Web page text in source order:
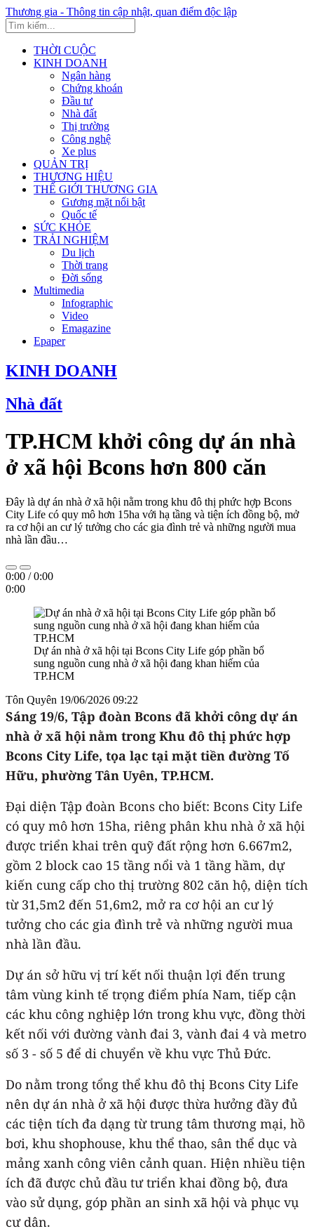
Thương gia - Thông tin cập nhật, quan điểm độc lập
THỜI CUỘC
KINH DOANH
Ngân hàng
Chứng khoán
Đầu tư
Nhà đất
Thị trường
Công nghệ
Xe plus
QUẢN TRỊ
THƯƠNG HIỆU
THẾ GIỚI THƯƠNG GIA
Gương mặt nổi bật
Quốc tế
SỨC KHỎE
TRẢI NGHIỆM
Du lịch
Thời trang
Đời sống
Multimedia
Infographic
Video
Emagazine
Epaper
KINH DOANH
Nhà đất
TP.HCM khởi công dự án nhà
ở xã hội Bcons hơn 800 căn
Đây là dự án nhà ở xã hội nằm trong khu đô thị phức hợp Bcons
City Life có quy mô hơn 15ha với hạ tầng và tiện ích đồng bộ, mở
ra cơ hội an cư lý tưởng cho các gia đình trẻ và những người mua
nhà lần đầu…
0:00 /0:00
0:00
Dự án nhà ở xã hội tại Bcons City Life góp phần bổ
sung nguồn cung nhà ở xã hội đang khan hiếm của
TP.HCM
Tôn Quyên 19/06/2026 09:22
Sáng 19/6, Tập đoàn Bcons đã khởi công dự án
nhà ở xã hội nằm trong Khu đô thị phức hợp
Bcons City Life, tọa lạc tại mặt tiền đường Tố
Hữu, phường Tân Uyên, TP.HCM.
Đại diện Tập đoàn Bcons cho biết: Bcons City Life
có quy mô hơn 15ha, riêng phân khu nhà ở xã hội
được triển khai trên quỹ đất rộng hơn 6.667m2,
gồm 2 block cao 15 tầng nổi và 1 tầng hầm, dự
kiến cung cấp cho thị trường 802 căn hộ, diện tích
từ 31,5m2 đến 51,6m2, mở ra cơ hội an cư lý
tưởng cho các gia đình trẻ và những người mua
nhà lần đầu.
Dự án sở hữu vị trí kết nối thuận lợi đến trung
tâm vùng kinh tế trọng điểm phía Nam, tiếp cận
các khu công nghiệp lớn trong khu vực, đồng thời
kết nối với đường vành đai 3, vành đai 4 và metro
số 3 - số 5 để di chuyển về khu vực Thủ Đức.
Do nằm trong tổng thể khu đô thị Bcons City Life
nên dự án nhà ở xã hội được thừa hưởng đầy đủ
các tiện tích đa dạng từ trung tâm thương mại, hồ
bơi, khu shophouse, khu thể thao, sân thể dục và
mảng xanh công viên cảnh quan. Hiện nhiều tiện
ích đã được chủ đầu tư triển khai đồng bộ, đưa
vào sử dụng, góp phần an sinh xã hội và phục vụ
cư dân.